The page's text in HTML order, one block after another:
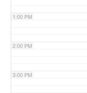
1:00 PM
2:00 PM
3:00 PM